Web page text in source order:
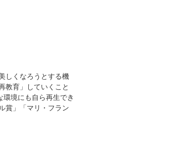
しくなろうとする機
教育」していくこと
境にも自ら再生でき
賞」「マリ・フラン